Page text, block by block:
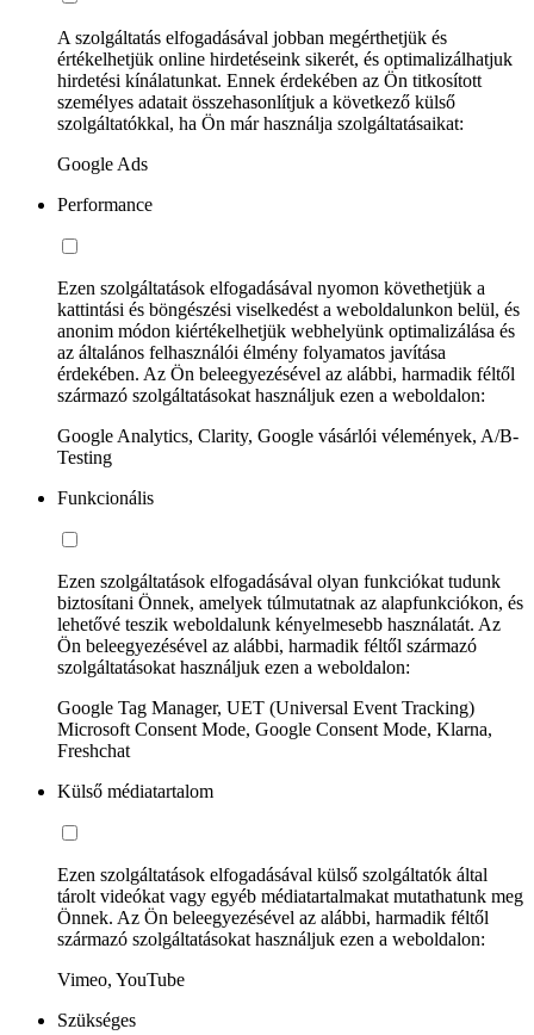
A szolgáltatás elfogadásával jobban megérthetjük és
értékelhetjük online hirdetéseink sikerét, és optimalizálhatjuk
hirdetési kínálatunkat. Ennek érdekében az Ön titkosított
személyes adatait összehasonlítjuk a következő külső
szolgáltatókkal, ha Ön már használja szolgáltatásaikat:
Google Ads
Performance
Ezen szolgáltatások elfogadásával nyomon követhetjük a
kattintási és böngészési viselkedést a weboldalunkon belül, és
anonim módon kiértékelhetjük webhelyünk optimalizálása és
az általános felhasználói élmény folyamatos javítása
érdekében. Az Ön beleegyezésével az alábbi, harmadik féltől
származó szolgáltatásokat használjuk ezen a weboldalon:
Google Analytics, Clarity, Google vásárlói vélemények, A/B-
Testing
Funkcionális
Ezen szolgáltatások elfogadásával olyan funkciókat tudunk
biztosítani Önnek, amelyek túlmutatnak az alapfunkciókon, és
lehetővé teszik weboldalunk kényelmesebb használatát. Az
Ön beleegyezésével az alábbi, harmadik féltől származó
szolgáltatásokat használjuk ezen a weboldalon:
Google Tag Manager, UET (Universal Event Tracking)
Microsoft Consent Mode, Google Consent Mode, Klarna,
Freshchat
Külső médiatartalom
Ezen szolgáltatások elfogadásával külső szolgáltatók által
tárolt videókat vagy egyéb médiatartalmakat mutathatunk meg
Önnek. Az Ön beleegyezésével az alábbi, harmadik féltől
származó szolgáltatásokat használjuk ezen a weboldalon:
Vimeo, YouTube
Szükséges